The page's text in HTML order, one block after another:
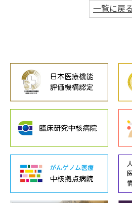
一覧に戻る